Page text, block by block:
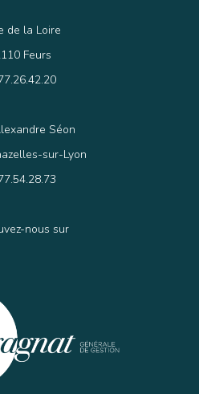
de la Loire
Feurs
Séon
sur-Lyon
nous sur